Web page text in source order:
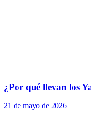
¿Por qué llevan los
21 de mayo de 2026